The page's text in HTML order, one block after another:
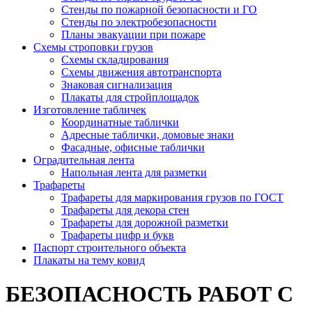
Стенды по пожарной безопасности и ГО
Стенды по электробезопасности
Планы эвакуации при пожаре
Схемы строповки грузов
Схемы складирования
Схемы движения автотранспорта
Знаковая сигнализация
Плакаты для стройплощадок
Изготовление табличек
Координатные таблички
Адресные таблички, домовые знаки
Фасадные, офисные таблички
Оградительная лента
Напольная лента для разметки
Трафареты
Трафареты для маркирования грузов по ГОСТ
Трафареты для декора стен
Трафареты для дорожной разметки
Трафареты цифр и букв
Паспорт строительного объекта
Плакаты на тему ковид
БЕЗОПАСНОСТЬ РАБОТ С